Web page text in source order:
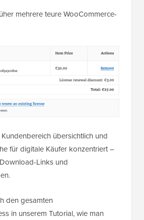
mehrere teure WooCommerce-
übersichtlich und
für digitale Käufer konzentriert –
Links und
den gesamten
in unserem Tutorial, wie man